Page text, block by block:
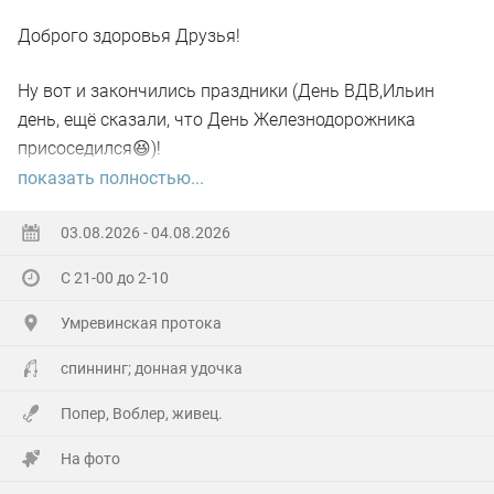
Доброго здоровья Друзья!
Ну вот и закончились праздники (День ВДВ,Ильин
день, ещё сказали, что День Железнодорожника
присоседился😆)!
Гостей понаехало(со всех Волостей),сюрприз устроили
точного адреса (потому как первый раз приехали)по
навигатору, полвосьмого утра уже сигналили под
показать полностью...
03.08.2026 - 04.08.2026
С 21-00 до 2-10
Умревинская протока
спиннинг; донная удочка
Попер, Воблер, живец.
На фото